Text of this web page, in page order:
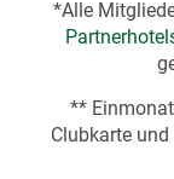
*Alle
**
Clubkarte